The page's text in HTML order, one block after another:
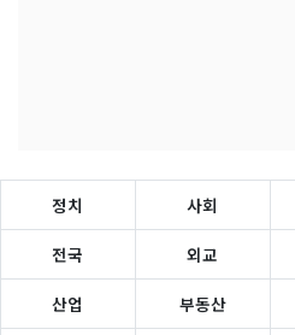
정치 사회
전국 외교
산업 부동산